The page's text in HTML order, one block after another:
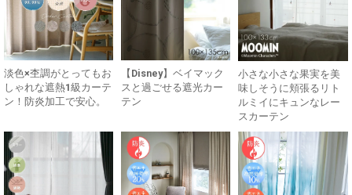
淡色×杢調がとってもお
しゃれな遮熱1級カーテ
ン！防炎加工で安心。
【Disney】ベイマック
スと過ごせる遮光カー
テン
小さな小さな果実を美
味しそうに頬張るリト
ルミイにキュンなレー
スカーテン